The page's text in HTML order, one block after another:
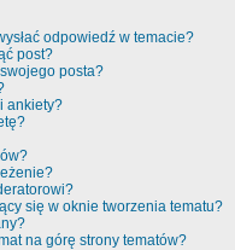
odpowiedź w temacie?
post?
posta?
ankiety?
się w oknie tworzenia tematu?
na górę strony tematów?